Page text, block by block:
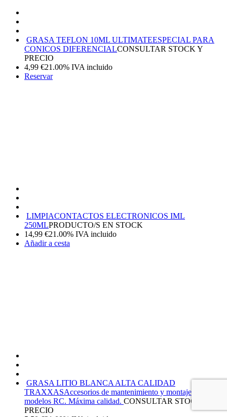
GRASA TEFLON 10ML ULTIMATEESPECIAL PARA
CONICOS DIFERENCIALCONSULTAR STOCK Y
PRECIO
4,99 €21.00% IVA incluido
Reservar
LIMPIACONTACTOS ELECTRONICOS IML
250MLPRODUCTO/S EN STOCK
14,99 €21.00% IVA incluido
Añadir a cesta
GRASA LITIO BLANCA ALTA CALIDAD
TRAXXASAccesorios de mantenimiento y montaje para tus
modelos RC. Máxima calidad. CONSULTAR STOCK Y
PRECIO